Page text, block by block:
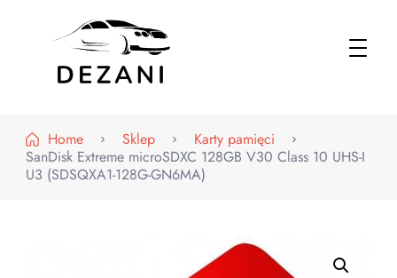
Home
Sklep
Karty pamięci
SanDisk Extreme microSDXC 128GB V30 Class 10 UHS-I
U3 (SDSQXA1-128G-GN6MA)